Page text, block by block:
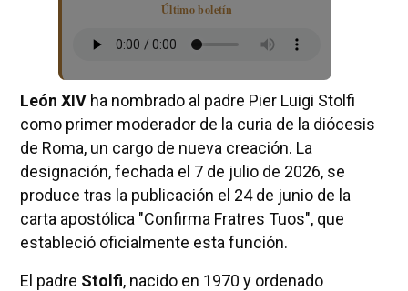
Último boletín
León XIVha nombrado al padre Pier Luigi Stolfi
como primer moderador de la curia de la diócesis
de Roma, un cargo de nueva creación. La
designación, fechada el 7 de julio de 2026, se
produce tras la publicación el 24 de junio de la
carta apostólica "Confirma Fratres Tuos", que
estableció oficialmente esta función.
El padre Stolfi, nacido en 1970 y ordenado